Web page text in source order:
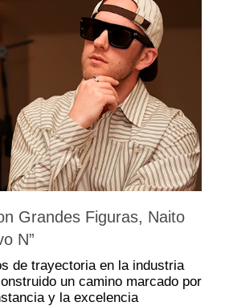
Grandes Figuras, Naito
N”
de trayectoria en la industria
un camino marcado por
y la excelencia